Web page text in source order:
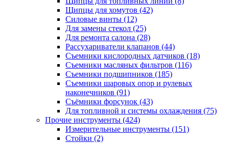
Щипцы для хомутов (42)
Силовые винты (12)
Для замены стекол (25)
Для ремонта салона (28)
Рассухариватели клапанов (44)
Съемники кислородных датчиков (18)
Съемники масляных фильтров (116)
Съемники подшипников (185)
Съемники шаровых опор и рулевых
наконечников (91)
Съёмники форсунок (43)
Для топливной и системы охлаждения (75)
Прочие инструменты (424)
Измерительные инструменты (151)
Стойки (2)